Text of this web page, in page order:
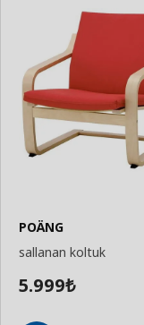
POÄNG
sallanan koltuk
5.999₺